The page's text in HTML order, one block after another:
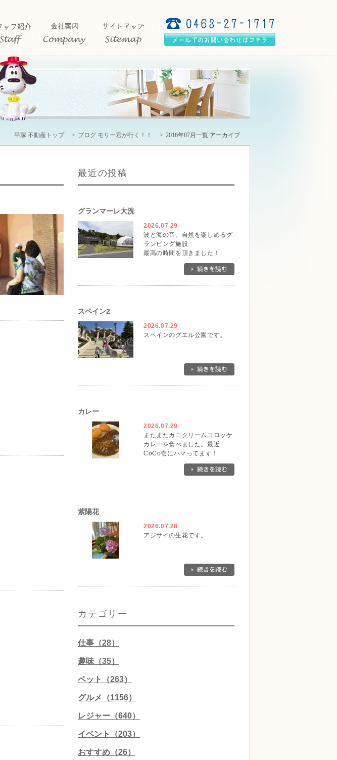
平塚 不動産トップ ブログ モリー君が行く！！ 2016年07月一覧 アーカイブ
最近の投稿
グランマーレ大洗
2026.07.29
波と海の音、自然を楽しめるグ
ランピング施設
最高の時間を頂きました！
スペイン2
2026.07.29
スペインのグエル公園です。
カレー
2026.07.29
またまたカニクリームコロッケ
カレーを食べました。最近
CoCo壱にハマってます！
紫陽花
2026.07.28
アジサイの生花です。
カテゴリー
仕事（28）
趣味（35）
ペット（263）
グルメ（1156）
レジャー（640）
イベント（203）
おすすめ（26）